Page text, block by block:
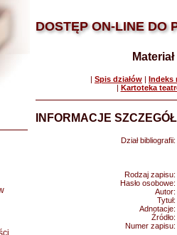
DOSTĘP ON-LINE DO
| Spis działów | Indeks
| Kartoteka
INFORMACJE
Dział bibliografii:
Rodzaj zapisu:
Hasło osobowe:
Autor:
Tytuł:
Adnotacje:
Źródło:
Numer zapisu: